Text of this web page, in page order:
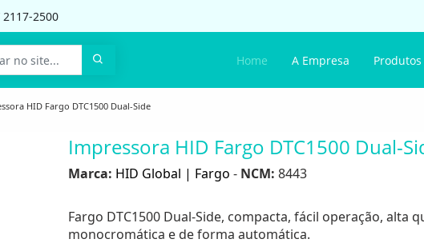
2117-2500
Home A Empresa Produtos
HID Fargo DTC1500 Dual-Side
Impressora HID Fargo DTC1500 Dual-
Marca: HID Global | Fargo - NCM: 8443
Fargo DTC1500 Dual-Side, compacta, fácil operação, alta
monocromática e de forma automática.